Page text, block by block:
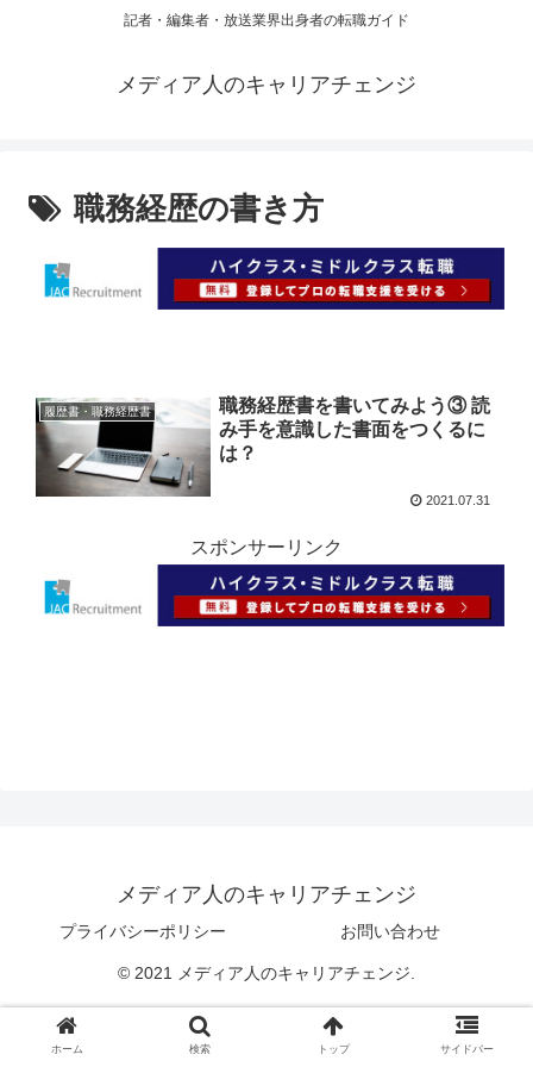
記者・編集者・放送業界出身者の転職ガイド
メディア人のキャリアチェンジ
職務経歴の書き方
履歴書・職務経歴書
職務経歴書を書いてみよう③ 読
み手を意識した書面をつくるに
は？
2021.07.31
スポンサーリンク
メディア人のキャリアチェンジ
プライバシーポリシー お問い合わせ
© 2021 メディア人のキャリアチェンジ.
ホーム 検索 トップ サイドバー